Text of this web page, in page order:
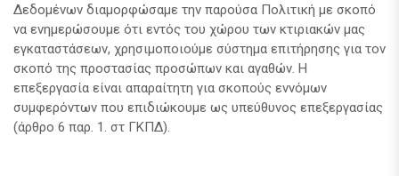
Δεδομένων διαμορφώσαμε την παρούσα Πολιτική με σκοπό
να ενημερώσουμε ότι εντός του χώρου των κτιριακών μας
εγκαταστάσεων, χρησιμοποιούμε σύστημα επιτήρησης για τον
σκοπό της προστασίας προσώπων και αγαθών. Η
επεξεργασία είναι απαραίτητη για σκοπούς εννόμων
συμφερόντων που επιδιώκουμε ως υπεύθυνος επεξεργασίας
(άρθρο 6 παρ. 1. στ ΓΚΠΔ).